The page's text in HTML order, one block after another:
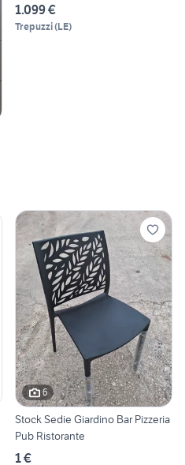
1.099 €
Trepuzzi(LE)
6
Stock Sedie Giardino Bar Pizzeria
Pub Ristorante
1 €